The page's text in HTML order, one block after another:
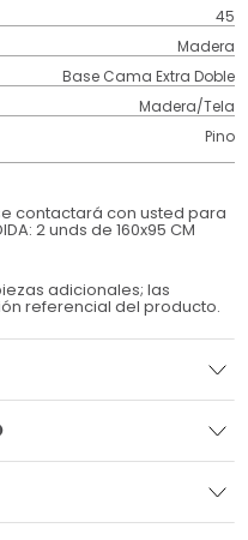
45
Madera
Base Cama Extra Doble
Madera/Tela
Pino
contactará con usted para
2 unds de 160x95 CM
adicionales; las
referencial del producto.